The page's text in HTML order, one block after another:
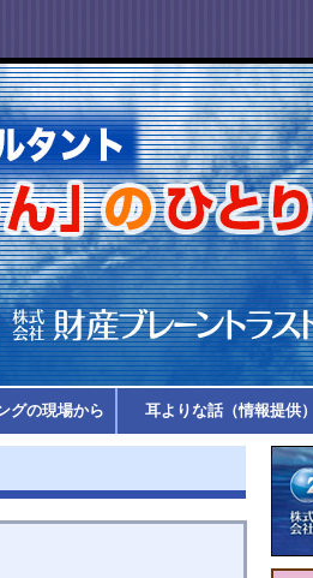
グの現場から 耳よりな話（情報提供）